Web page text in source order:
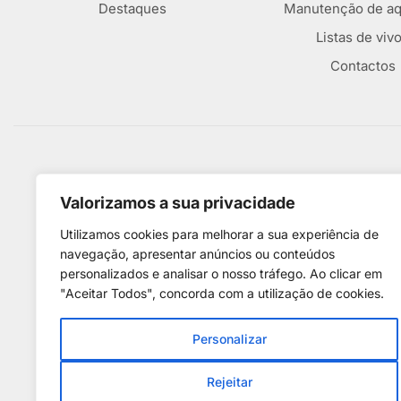
Valorizamos a sua privacidade
Utilizamos cookies para melhorar a sua experiência de
navegação, apresentar anúncios ou conteúdos
personalizados e analisar o nosso tráfego. Ao clicar em
"Aceitar Todos", concorda com a utilização de cookies.
Personalizar
Rejeitar
Destaques
Manutenção de
Listas de
Contactos